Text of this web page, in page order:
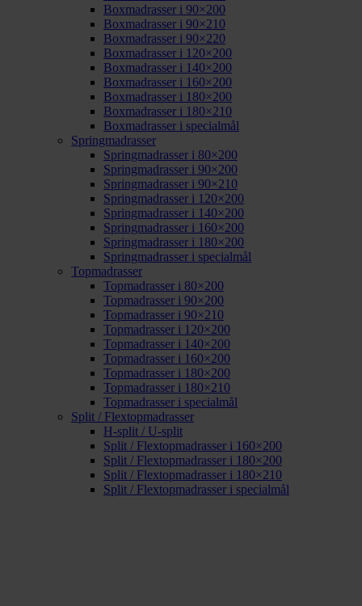
Boxmadrasser i 90×200
Boxmadrasser i 90×210
Boxmadrasser i 90×220
Boxmadrasser i 120×200
Boxmadrasser i 140×200
Boxmadrasser i 160×200
Boxmadrasser i 180×200
Boxmadrasser i 180×210
Boxmadrasser i specialmål
Springmadrasser
Springmadrasser i 80×200
Springmadrasser i 90×200
Springmadrasser i 90×210
Springmadrasser i 120×200
Springmadrasser i 140×200
Springmadrasser i 160×200
Springmadrasser i 180×200
Springmadrasser i specialmål
Topmadrasser
Topmadrasser i 80×200
Topmadrasser i 90×200
Topmadrasser i 90×210
Topmadrasser i 120×200
Topmadrasser i 140×200
Topmadrasser i 160×200
Topmadrasser i 180×200
Topmadrasser i 180×210
Topmadrasser i specialmål
Split / Flextopmadrasser
H-split / U-split
Split / Flextopmadrasser i 160×200
Split / Flextopmadrasser i 180×200
Split / Flextopmadrasser i 180×210
Split / Flextopmadrasser i specialmål